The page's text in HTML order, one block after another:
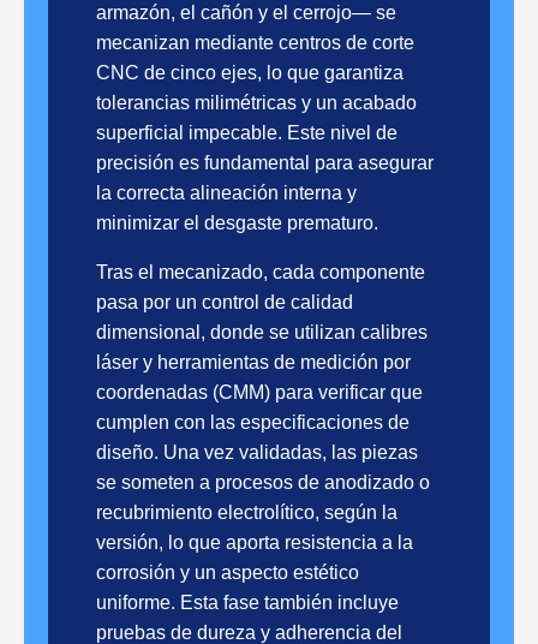
armazón, el cañón y el cerrojo— se
mecanizan mediante centros de corte
CNC de cinco ejes, lo que garantiza
tolerancias milimétricas y un acabado
superficial impecable. Este nivel de
precisión es fundamental para asegurar
la correcta alineación interna y
minimizar el desgaste prematuro.
Tras el mecanizado, cada componente
pasa por un control de calidad
dimensional, donde se utilizan calibres
láser y herramientas de medición por
coordenadas (CMM) para verificar que
cumplen con las especificaciones de
diseño. Una vez validadas, las piezas
se someten a procesos de anodizado o
recubrimiento electrolítico, según la
versión, lo que aporta resistencia a la
corrosión y un aspecto estético
uniforme. Esta fase también incluye
pruebas de dureza y adherencia del